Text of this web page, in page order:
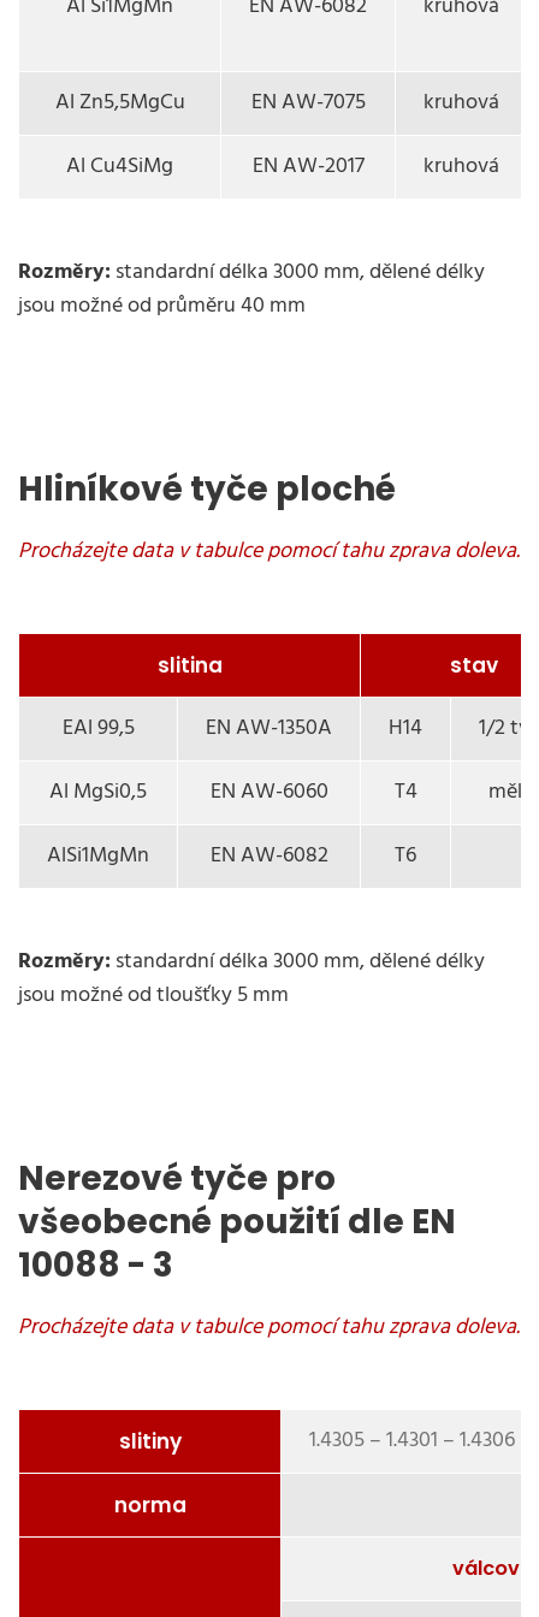
Al Zn5,5MgCu EN AW-7075
kruhová
Al Cu4SiMg
EN AW-2017 kruhová
Rozměry: standardní délka 3000 mm, dělené délky
jsou možné od průměru 40 mm
Hliníkové tyče ploché
slitina stav
EAl 99,5 EN AW-1350A H14
1/2
Al MgSi0,5
EN AW-6060 T4
AlSi1MgMn
EN AW-6082 T6
Rozměry: standardní délka 3000 mm, dělené délky
jsou možné od tloušťky 5 mm
Nerezové tyče pro
všeobecné použití dle EN
10088 - 3
slitiny 1.4305 – 1.4301 – 1.4306
norma